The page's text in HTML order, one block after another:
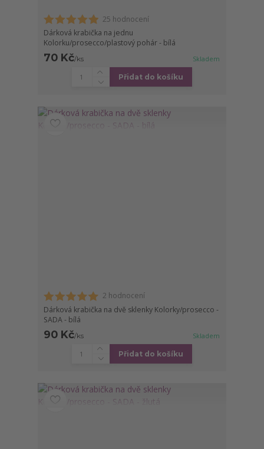
25 hodnocení
Dárková krabička na jednu
Kolorku/prosecco/plastový pohár - bílá
70 Kč/ks Skladem
Přidat do košíku
2 hodnocení
Dárková krabička na dvě sklenky Kolorky/prosecco -
SADA - bílá
90 Kč/ks Skladem
Přidat do košíku